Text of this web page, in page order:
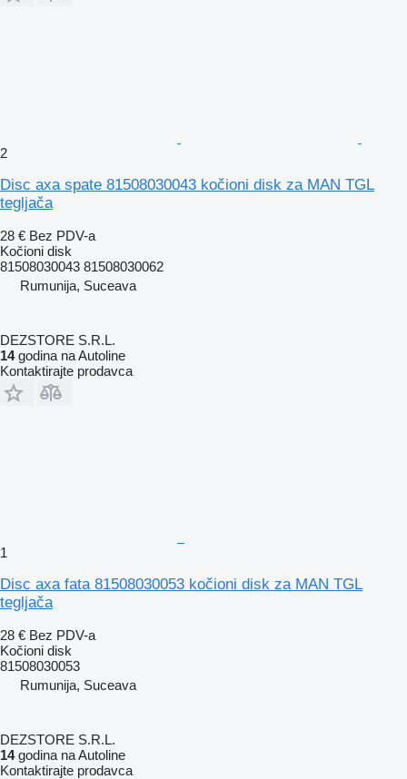
2
Disc axa spate 81508030043 kočioni disk za MAN TGL
tegljača
28 € Bez PDV-a
Kočioni disk
81508030043 81508030062
Rumunija, Suceava
DEZSTORE S.R.L.
14godina na Autoline
Kontaktirajte prodavca
1
Disc axa fata 81508030053 kočioni disk za MAN TGL
tegljača
28 € Bez PDV-a
Kočioni disk
81508030053
Rumunija, Suceava
DEZSTORE S.R.L.
14godina na Autoline
Kontaktirajte prodavca